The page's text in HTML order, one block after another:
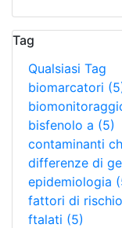
Tag
Qualsiasi Tag
biomarcatori
bisfenolo a (5)
contaminanti
differenze di
epidemiologia
fattori di rischio
ftalati (5)